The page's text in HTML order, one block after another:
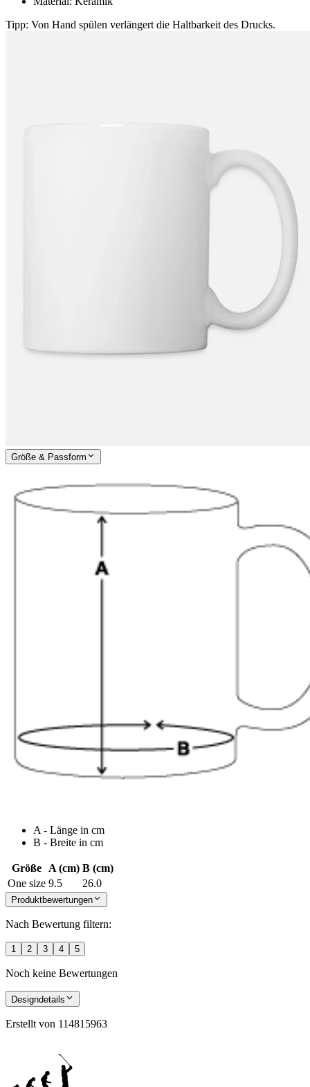
Tipp: Von Hand spülen verlängert die Haltbarkeit des Drucks.
Größe & Passform
A - Länge in cm
B - Breite in cm
Größe A (cm) B (cm)
One size 9.5 26.0
Produktbewertungen
Nach Bewertung filtern:
1 2 3 4 5
Noch keine Bewertungen
Designdetails
Erstellt von 114815963